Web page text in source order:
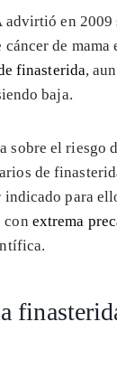
advirtió en
de mama
finasterida,
baja.
sobre el riesgo
de
indicado para
con extrema